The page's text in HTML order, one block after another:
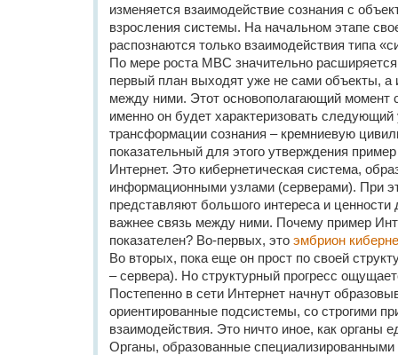
изменяется взаимодействие сознания с
взросления системы. На начальном этапе
распознаются только взаимодействия типа
По мере роста МВС значительно расширяется
первый план выходят уже не сами объекты, а
между ними. Этот основополагающий момент
именно он будет характеризовать следующий
трансформации сознания – кремниевую
показательный для этого утверждения
Интернет. Это кибернетическая система,
информационными узлами (серверами). При
представляют большого интереса и
важнее связь между ними. Почему пример
показателен? Во-первых, это эмбрион
Во вторых, пока еще он прост по своей
– сервера). Но структурный прогресс
Постепенно в сети Интернет начнут
ориентированные подсистемы, со строгими
взаимодействия. Это ничто иное, как органы
Органы, образованные специализированными